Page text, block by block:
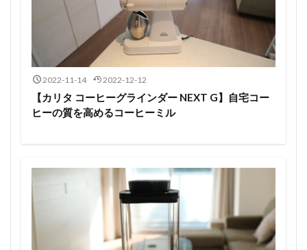
2022-11-14 2022-12-12
【カリタ コーヒーグラインダー NEXT G】自宅コー
ヒーの質を高めるコーヒーミル